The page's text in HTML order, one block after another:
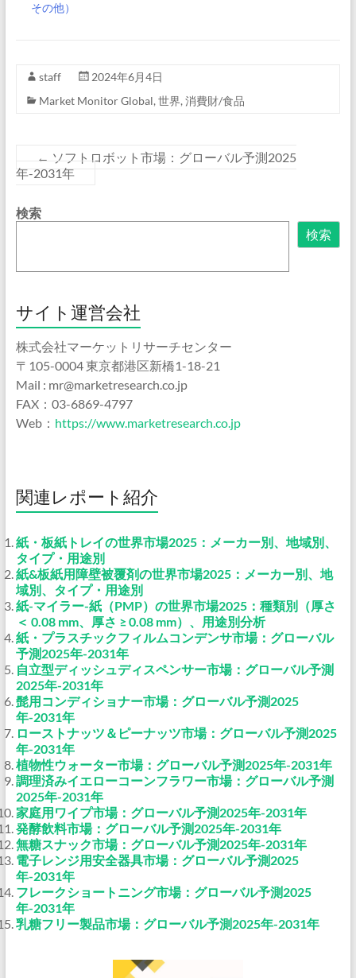
その他）
staff
2024年6月4日
Market Monitor Global, 世界, 消費財/食品
← ソフトロボット市場：グローバル予測2025
年-2031年
検索
検索
サイト運営会社
株式会社マーケットリサーチセンター
〒105-0004 東京都港区新橋1-18-21
Mail : mr@marketresearch.co.jp
FAX：03-6869-4797
Web： https://www.marketresearch.co.jp
関連レポート紹介
紙・板紙トレイの世界市場2025：メーカー別、地域別、
タイプ・用途別
紙&板紙用障壁被覆剤の世界市場2025：メーカー別、地
域別、タイプ・用途別
紙-マイラー-紙（PMP）の世界市場2025：種類別（厚さ
＜ 0.08 mm、厚さ ≥ 0.08 mm）、用途別分析
紙・プラスチックフィルムコンデンサ市場：グローバル
予測2025年-2031年
自立型ディッシュディスペンサー市場：グローバル予測
2025年-2031年
髭用コンディショナー市場：グローバル予測2025
年-2031年
ローストナッツ＆ピーナッツ市場：グローバル予測2025
年-2031年
植物性ウォーター市場：グローバル予測2025年-2031年
調理済みイエローコーンフラワー市場：グローバル予測
2025年-2031年
家庭用ワイプ市場：グローバル予測2025年-2031年
発酵飲料市場：グローバル予測2025年-2031年
無糖スナック市場：グローバル予測2025年-2031年
電子レンジ用安全器具市場：グローバル予測2025
年-2031年
フレークショートニング市場：グローバル予測2025
年-2031年
乳糖フリー製品市場：グローバル予測2025年-2031年